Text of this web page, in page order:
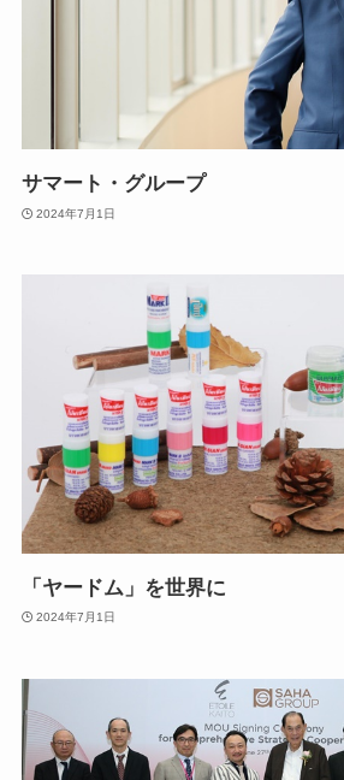
サマート・グループ
2024年7月1日
「ヤードム」を世界に
2024年7月1日